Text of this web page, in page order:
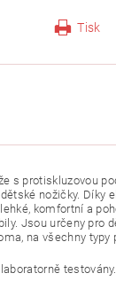
Tisk
s protiskluzovou
nožičky. Díky
komfortní a
Jsou určeny pro
na všechny typy